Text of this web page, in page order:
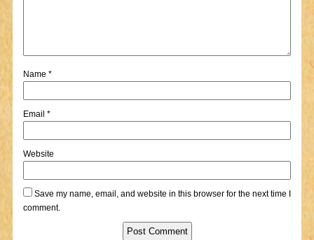
Name *
Email *
Website
Save my name, email, and website in this browser for the next time I
comment.